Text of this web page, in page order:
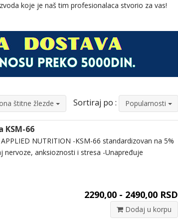
koje je naš tim profesionalaca stvorio za vas!
štitne žlezde Sortiraj po : Popularnosti
KSM-66
NUTRITION -KSM-66 standardizovan na 5%
nervoze, anksioznosti i stresa -Unapređuje
2290,00 - 2490,00 RSD
Dodaj u korpu